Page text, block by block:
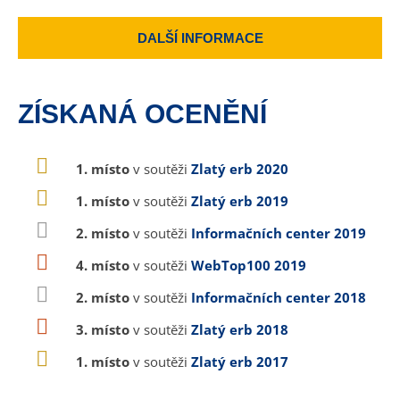
DALŠÍ INFORMACE
ZÍSKANÁ OCENĚNÍ
1. místo v soutěži Zlatý erb 2020
1. místo v soutěži Zlatý erb 2019
2. místo v soutěži Informačních center 2019
4. místo v soutěži WebTop100 2019
2. místo v soutěži Informačních center 2018
3. místo v soutěži Zlatý erb 2018
1. místo v soutěži Zlatý erb 2017